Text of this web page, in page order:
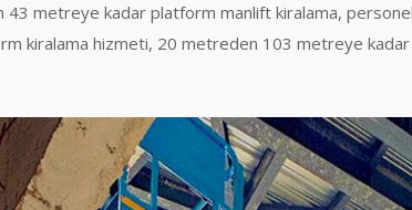
43 metreye kadar platform manlift kiralama,
kiralama hizmeti, 20 metreden 103 metreye